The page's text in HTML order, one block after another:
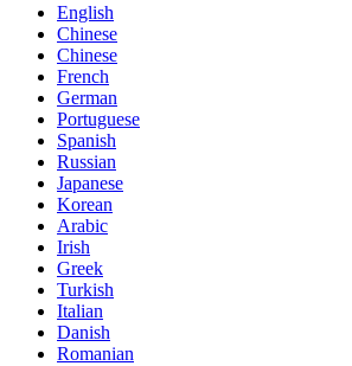
English
Chinese
Chinese
French
German
Portuguese
Spanish
Russian
Japanese
Korean
Arabic
Irish
Greek
Turkish
Italian
Danish
Romanian